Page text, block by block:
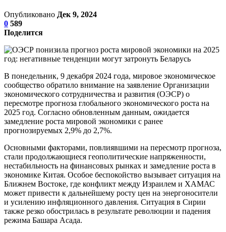
Опубликовано Дек 9, 2024
0 589
Поделится
В понедельник, 9 декабря 2024 года, мировое экономическое
сообщество обратило внимание на заявление Организации
экономического сотрудничества и развития (ОЭСР) о
пересмотре прогноза глобального экономического роста на
2025 год. Согласно обновленным данным, ожидается
замедление роста мировой экономики с ранее
прогнозируемых 2,9% до 2,7%.
Основными факторами, повлиявшими на пересмотр прогноза,
стали продолжающиеся геополитические напряженности,
нестабильность на финансовых рынках и замедление роста в
экономике Китая. Особое беспокойство вызывает ситуация на
Ближнем Востоке, где конфликт между Израилем и ХАМАС
может привести к дальнейшему росту цен на энергоносители
и усилению инфляционного давления. Ситуация в Сирии
также резко обострилась в результате революции и падения
режима Башара Асада.